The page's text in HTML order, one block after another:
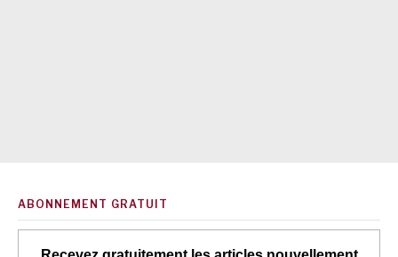
ABONNEMENT GRATUIT